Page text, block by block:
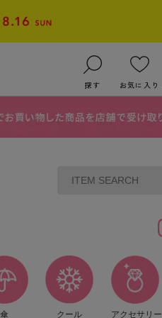
探す お気に入り
傘 クール アクセサリー